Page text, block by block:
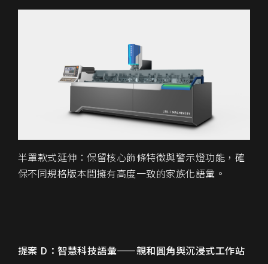
半罩款式延伸：保留核心飾條特徵與警示燈功能，確
保不同規格版本間擁有高度一致的家族化語彙。
提案 D：智慧科技語彙——親和圓角與沉浸式工作站